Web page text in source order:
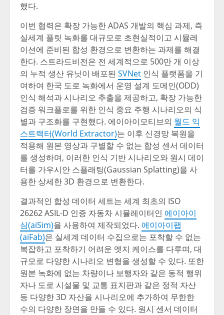
했다.
이번 협력은 확장 가능한 ADAS 개발의 핵심 과제, 즉
실세계 플릿 녹화를 대규모로 초현실적이고 시뮬레
이션에 준비된 합성 환경으로 변환하는 과제를 해결
한다. 스트라드비전은 전 세계적으로 500만 개 이상
의 누적 생산 유닛이 배포된 SVNet 인식 플랫폼을 기
여하여 한국 도로 녹화에서 운영 설계 도메인(ODD)
인식 해석과 시나리오 추출을 제공하고, 확장 가능한
검증 워크플로를 위한 인식 중요 주행 시나리오의 식
별과 구조화를 구현했다. 에이아이모티브의 월드 익
스트랙터(World Extractor)는 이후 신경망 복원을
적용해 원본 영상과 구별할 수 없는 합성 센서 데이터
를 생성하며, 이러한 인식 기반 시나리오와 원시 데이
터를 가우시안 스플래팅(Gaussian Splatting)을 사
용한 상세한 3D 환경으로 변환한다.
결과적인 합성 데이터 세트는 세계 최초의 ISO
26262 ASIL-D 인증 자동차 시뮬레이터인 에이아이
심(aiSim)을 사용하여 제작되었다. 에이아이팹
(aiFab)은 실세계 데이터 수집으로는 포착할 수 없는
복잡하고 포착하기 어려운 엣지 케이스를 다루며, 대
규모로 다양한 시나리오 변형을 생성할 수 있다. 또한
원본 녹화에 없는 차량이나 보행자와 같은 동적 행위
자나 도로 시설물 및 교통 표지판과 같은 정적 자산
등 다양한 3D 자산을 시나리오에 추가하여 무한한
수의 다양한 장면을 만들 수 있다. 원시 센서 데이터